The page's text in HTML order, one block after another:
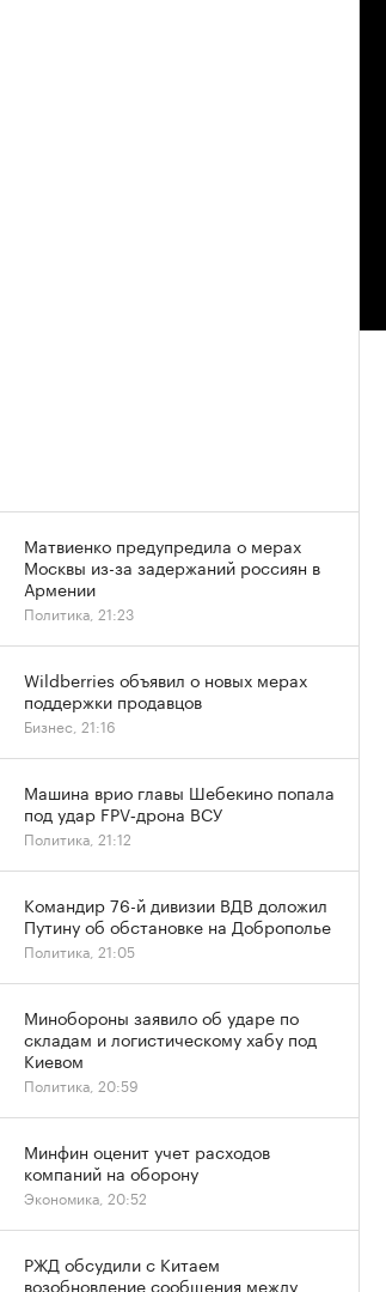
Матвиенко предупредила о мерах
Москвы из-за задержаний россиян в
Армении
Политика, 21:23
Wildberries объявил о новых мерах
поддержки продавцов
Бизнес, 21:16
Машина врио главы Шебекино попала
под удар FPV‑дрона ВСУ
Политика, 21:12
Командир 76-й дивизии ВДВ доложил
Путину об обстановке на Доброполье
Политика, 21:05
Минобороны заявило об ударе по
складам и логистическому хабу под
Киевом
Политика, 20:59
Минфин оценит учет расходов
компаний на оборону
Экономика, 20:52
РЖД обсудили с Китаем
возобновление сообщения между